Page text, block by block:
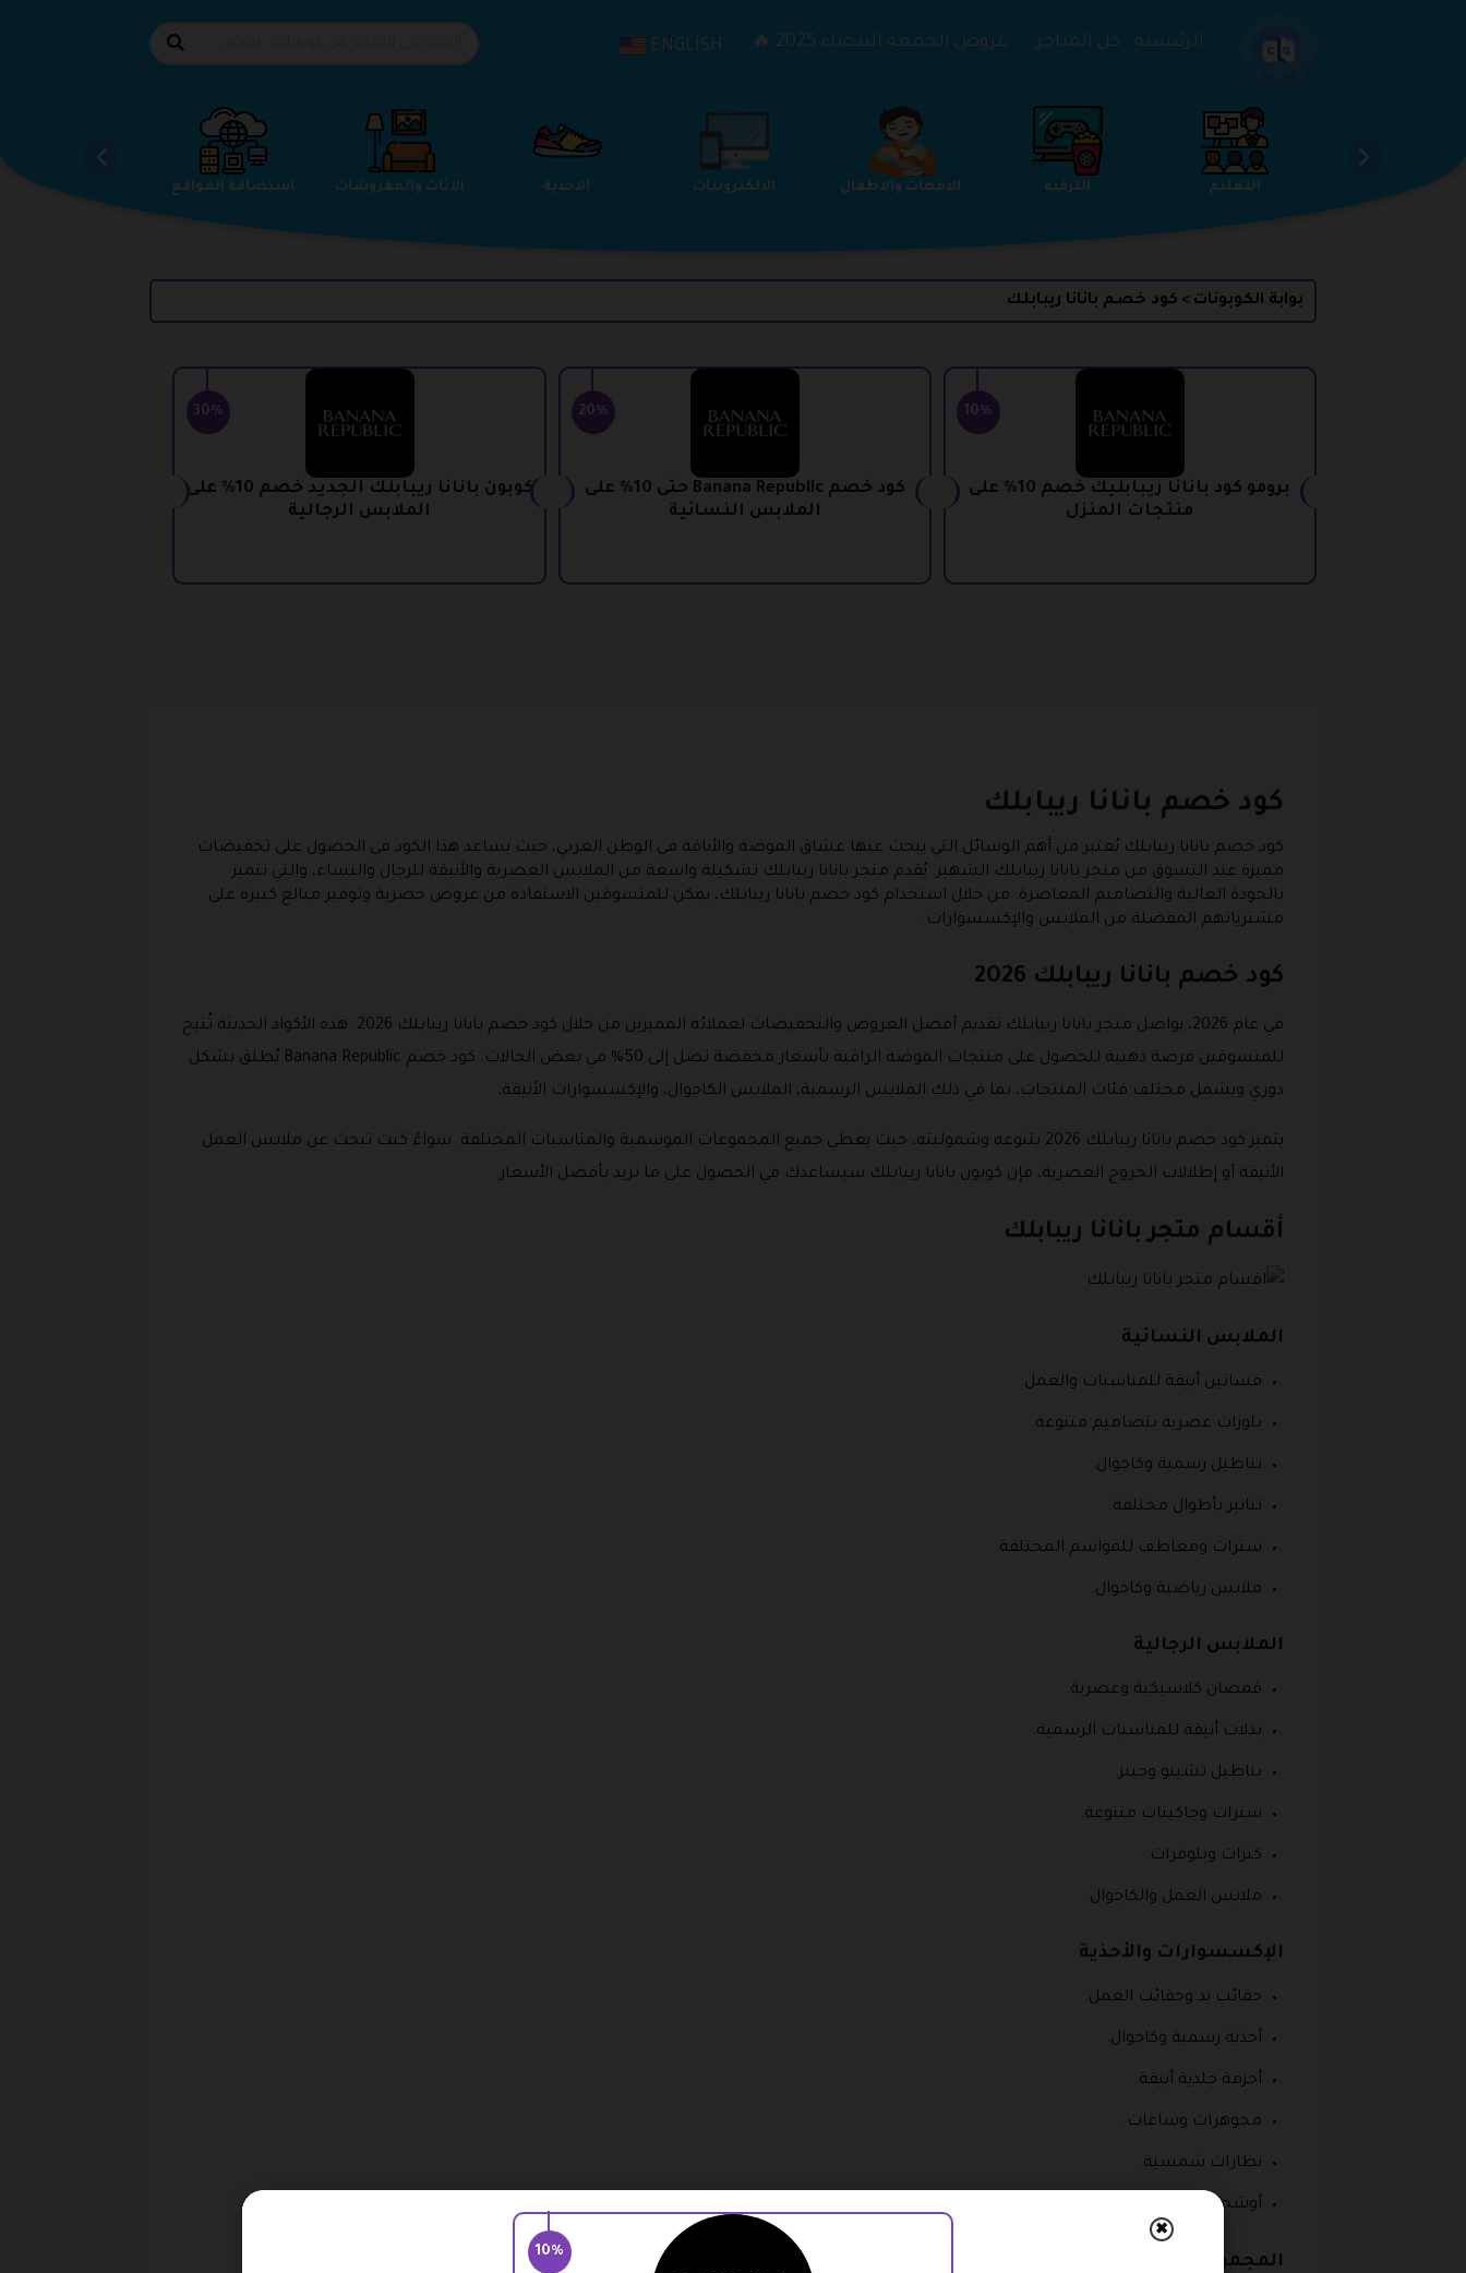
الرئيسية كل المتاجر عروض الجمعة البيضاء 2025 🔥 ENGLISH
استضافة المواقع الاثاث والمفروشات الاحذية الالكترونيات الامهات والاطفال الترفيه التعليم الجمال والعناية الخدمات
بوابة الكوبونات > كود خصم بانانا ريبابلك
10%
برومو كود بانانا ريبابليك خصم 10% على
منتجات المنزل
20%
كود خصم Banana Republic حتى 10% على
الملابس النسائية
30%
كوبون بانانا ريبابلك الجديد خصم 10% على
الملابس الرجالية
كود خصم بانانا ريبابلك
كود خصم بانانا ريبابلك يُعتبر من أهم الوسائل التي يبحث عنها عشاق الموضة والأناقة في الوطن العربي، حيث يساعد هذا الكود في الحصول على تخفيضات
مميزة عند التسوق من متجر بانانا ريبابلك الشهير. يُقدم متجر بانانا ريبابلك تشكيلة واسعة من الملابس العصرية والأنيقة للرجال والنساء، والتي تتميز
بالجودة العالية والتصاميم المعاصرة. من خلال استخدام كود خصم بانانا ريبابلك، يمكن للمتسوقين الاستفادة من عروض حصرية وتوفير مبالغ كبيرة على
مشترياتهم المفضلة من الملابس والإكسسوارات.
كود خصم بانانا ريبابلك 2026
في عام 2026، يواصل متجر بانانا ريبابلك تقديم أفضل العروض والتخفيضات لعملائه المميزين من خلال كود خصم بانانا ريبابلك 2026. هذه الأكواد الحديثة تُتيح
للمتسوقين فرصة ذهبية للحصول على منتجات الموضة الراقية بأسعار مخفضة تصل إلى 50% في بعض الحالات. كود خصم Banana Republic يُطلق بشكل
دوري ويشمل مختلف فئات المنتجات، بما في ذلك الملابس الرسمية، الملابس الكاجوال، والإكسسوارات الأنيقة.
يتميز كود خصم بانانا ريبابلك 2026 بتنوعه وشموليته، حيث يغطي جميع المجموعات الموسمية والمناسبات المختلفة. سواءً كنت تبحث عن ملابس العمل
الأنيقة أو إطلالات الخروج العصرية، فإن كوبون بانانا ريبابلك سيساعدك في الحصول على ما تريد بأفضل الأسعار.
أقسام متجر بانانا ريبابلك
الملابس النسائية
فساتين أنيقة للمناسبات والعمل.
بلوزات عصرية بتصاميم متنوعة.
بناطيل رسمية وكاجوال.
تنانير بأطوال مختلفة.
سترات ومعاطف للمواسم المختلفة.
ملابس رياضية وكاجوال.
الملابس الرجالية
قمصان كلاسيكية وعصرية.
بدلات أنيقة للمناسبات الرسمية.
بناطيل تشينو وجينز.
سترات وجاكيتات متنوعة.
كنزات وبلوفرات.
ملابس العمل والكاجوال.
الإكسسوارات والأحذية
حقائب يد وحقائب العمل.
أحذية رسمية وكاجوال.
أحزمة جلدية أنيقة.
مجوهرات وساعات.
نظارات شمسية.
أوشحة ومنتجات إضافية.
المجموعات الموسمية
10%
✖